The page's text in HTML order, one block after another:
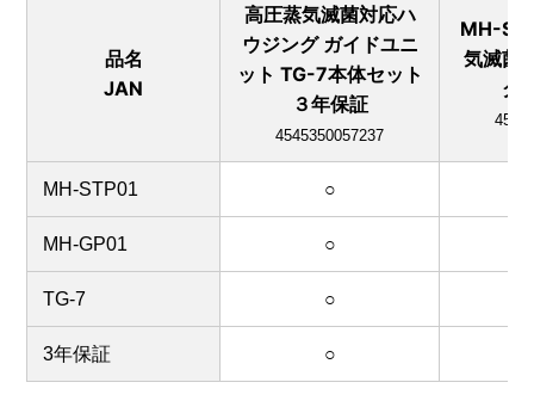
品名
JAN
高圧蒸気滅菌対応ハ
ウジング ガイドユニ
ット TG-7本体セット
３年保証
4545350057237
MH-
気滅菌
グ
MH-STP01 ○
MH-GP01 ○
TG-7 ○
3年保証 ○